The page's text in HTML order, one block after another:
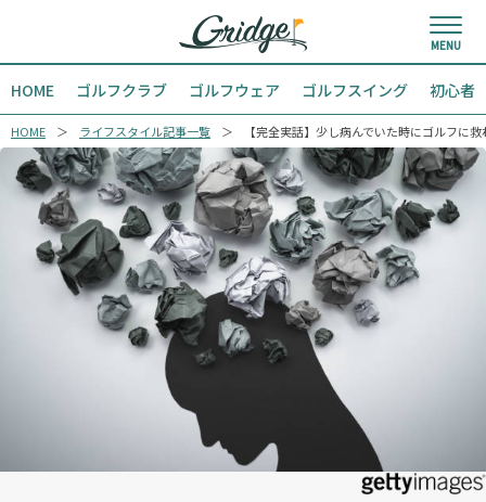
HOME ゴルフクラブ ゴルフウェア ゴルフスイング 初心者
HOME ライフスタイル記事一覧 【完全実話】少し病んでいた時にゴルフに救